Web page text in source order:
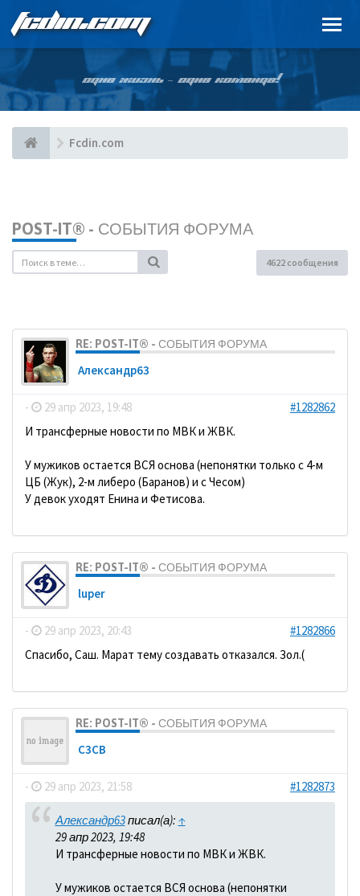
FCDIN.COM
ОДНА ЖИЗНЬ – ОДНА КОМАНДА!
Fcdin.com
POST-IT® - СОБЫТИЯ ФОРУМА
4622 сообщения
RE: POST-IT® - СОБЫТИЯ ФОРУМА
Александр63
- 29 апр 2023, 19:48
#1282862
И трансферные новости по МВК и ЖВК.
У мужиков остается ВСЯ основа (непонятки только с 4-м
ЦБ (Жук), 2-м либеро (Баранов) и с Чесом)
У девок уходят Енина и Фетисова.
RE: POST-IT® - СОБЫТИЯ ФОРУМА
luper
- 29 апр 2023, 20:43
#1282866
Спасибо, Саш. Марат тему создавать отказался. Зол.(
RE: POST-IT® - СОБЫТИЯ ФОРУМА
C3CB
- 29 апр 2023, 21:58 #1282873
Александр63писал(а): ↑
29 апр 2023, 19:48
И трансферные новости по МВК и ЖВК.
У мужиков остается ВСЯ основа (непонятки